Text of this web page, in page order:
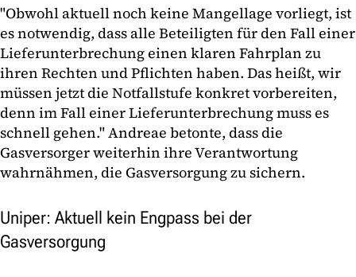
"Obwohl aktuell noch keine Mangellage vorliegt, ist
es notwendig, dass alle Beteiligten für den Fall einer
Lieferunterbrechung einen klaren Fahrplan zu
ihren Rechten und Pflichten haben. Das heißt, wir
müssen jetzt die Notfallstufe konkret vorbereiten,
denn im Fall einer Lieferunterbrechung muss es
schnell gehen." Andreae betonte, dass die
Gasversorger weiterhin ihre Verantwortung
wahrnähmen, die Gasversorgung zu sichern.
Uniper: Aktuell kein Engpass bei der
Gasversorgung